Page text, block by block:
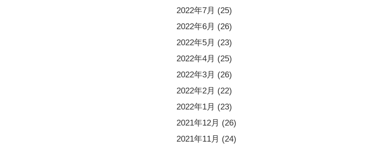
2022年7月 (25)
2022年6月 (26)
2022年5月 (23)
2022年4月 (25)
2022年3月 (26)
2022年2月 (22)
2022年1月 (23)
2021年12月 (26)
2021年11月 (24)